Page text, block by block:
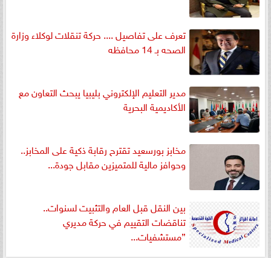
تعرف على تفاصيل .... حركة تنقلات لوكلاء وزارة
الصحه بـ 14 محافظه
مدير التعليم الإلكتروني بليبيا يبحث التعاون مع
الأكاديمية البحرية
مخابز بورسعيد تقترح رقابة ذكية على المخابز..
وحوافز مالية للمتميزين مقابل جودة...
بين النقل قبل العام والتثبيت لسنوات..
تناقضات التقييم في حركة مديري
”مستشفيات...